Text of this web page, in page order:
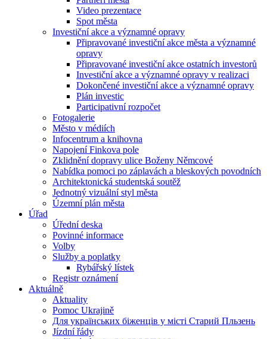
Video prezentace
Spot města
Investiční akce a významné opravy
Připravované investiční akce města a významné
opravy
Připravované investiční akce ostatních investorů
Investiční akce a významné opravy v realizaci
Dokončené investiční akce a významné opravy
Plán investic
Participativní rozpočet
Fotogalerie
Město v médiích
Infocentrum a knihovna
Napojení Finkova pole
Zklidnění dopravy ulice Boženy Němcové
Nabídka pomoci po záplavách a bleskových povodních
Architektonická studentská soutěž
Jednotný vizuální styl města
Územní plán města
Úřad
Úřední deska
Povinné informace
Volby
Služby a poplatky
Rybářský lístek
Registr oznámení
Aktuálně
Aktuality
Pomoc Ukrajině
Для українських біженців у місті Старий Пльзень
Jízdní řády